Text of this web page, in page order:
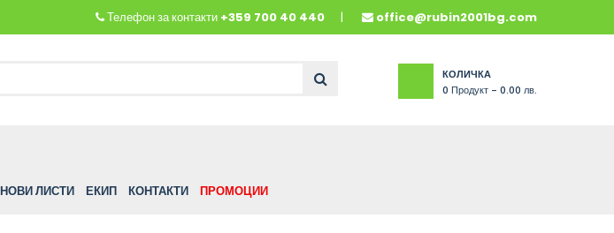
Телефон за контакти +359 700 40 440 office@rubin2001bg.com
КОЛИЧКА
0 Продукт - 0.00 лв.
ЛИСТИ ЕКИП КОНТАКТИ ПРОМОЦИИ